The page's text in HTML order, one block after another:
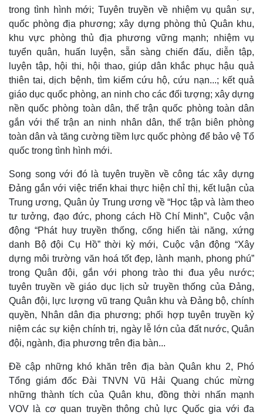
trong tình hình mới; Tuyên truyền về nhiệm vụ quân sự,
quốc phòng địa phương; xây dựng phòng thủ Quân khu,
khu vực phòng thủ địa phương vững mạnh; nhiệm vụ
tuyển quân, huấn luyện, sẵn sàng chiến đấu, diễn tập,
luyện tập, hội thi, hội thao, giúp dân khắc phục hậu quả
thiên tai, dịch bệnh, tìm kiếm cứu hộ, cứu nạn...; kết quả
giáo dục quốc phòng, an ninh cho các đối tượng; xây dựng
nền quốc phòng toàn dân, thế trận quốc phòng toàn dân
gắn với thế trận an ninh nhân dân, thế trận biên phòng
toàn dân và tăng cường tiềm lực quốc phòng để bảo vệ Tổ
quốc trong tình hình mới.
Song song với đó là tuyên truyền về công tác xây dựng
Đảng gắn với việc triển khai thực hiện chỉ thị, kết luận của
Trung ương, Quân ủy Trung ương về “Học tập và làm theo
tư tưởng, đạo đức, phong cách Hồ Chí Minh”, Cuộc vận
động “Phát huy truyền thống, cống hiến tài năng, xứng
danh Bộ đội Cụ Hồ” thời kỳ mới, Cuộc vận động “Xây
dựng môi trường văn hoá tốt đẹp, lành mạnh, phong phú”
trong Quân đội, gắn với phong trào thi đua yêu nước;
tuyên truyền về giáo dục lịch sử truyền thống của Đảng,
Quân đội, lực lượng vũ trang Quân khu và Đảng bộ, chính
quyền, Nhân dân địa phương; phối hợp tuyên truyền kỷ
niệm các sự kiện chính trị, ngày lễ lớn của đất nước, Quân
đội, ngành, địa phương trên địa bàn...
Đề cập những khó khăn trên địa bàn Quân khu 2, Phó
Tổng giám đốc Đài TNVN Vũ Hải Quang chúc mừng
những thành tích của Quân khu, đồng thời nhấn mạnh
VOV là cơ quan truyền thông chủ lực Quốc gia với đa